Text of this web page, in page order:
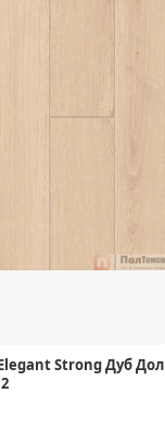
Strong Дуб Дол